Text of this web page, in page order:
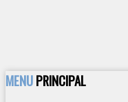
MENUPRINCIPAL